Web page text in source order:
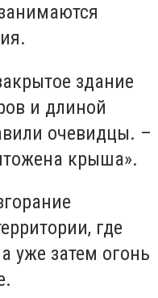
здание
и длиной
очевидцы. –
крыша».
где
уже затем огонь